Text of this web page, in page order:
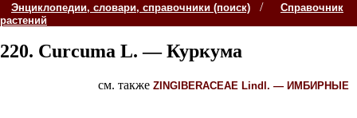
Энциклопедии, словари, справочники (поиск) /
Справочник
растений
220. Curcuma L. —Куркума
см. также ZINGIBERACEAE Lindl. — ИМБИРНЫЕ